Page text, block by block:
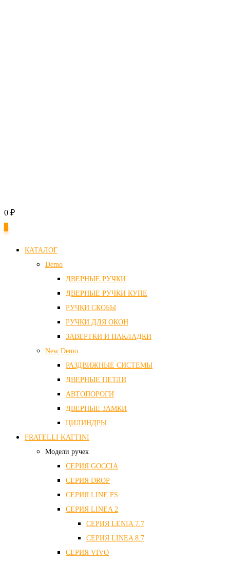
0 ₽
КАТАЛОГ
Demo
ДВЕРНЫЕ РУЧКИ
ДВЕРНЫЕ РУЧКИ КУПЕ
РУЧКИ СКОБЫ
РУЧКИ ДЛЯ ОКОН
ЗАВЕРТКИ И НАКЛАДКИ
New Demo
РАЗДВИЖНЫЕ СИСТЕМЫ
ДВЕРНЫЕ ПЕТЛИ
АВТОПОРОГИ
ДВЕРНЫЕ ЗАМКИ
ЦИЛИНДРЫ
FRATELLI KATTINI
Модели ручек
СЕРИЯ GOCCIA
СЕРИЯ DROP
СЕРИЯ LINE FS
СЕРИЯ LINEA 2
СЕРИЯ LENIA 7.7
СЕРИЯ LINEA 8.7
СЕРИЯ VIVO